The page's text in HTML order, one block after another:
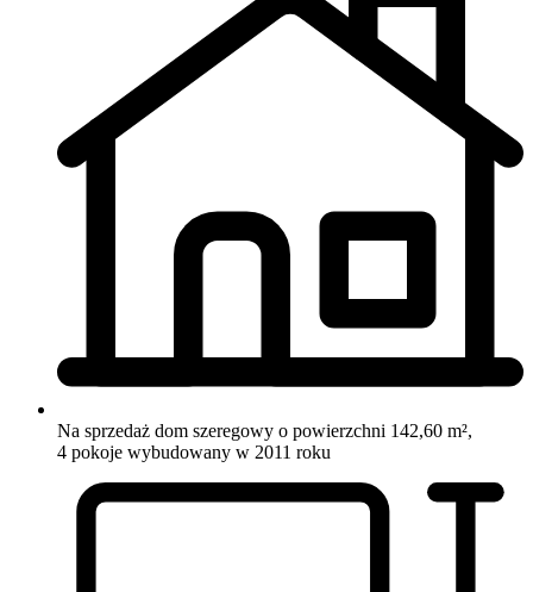
Na sprzedaż dom szeregowy o powierzchni 142,60 m²,
4 pokoje wybudowany w 2011 roku